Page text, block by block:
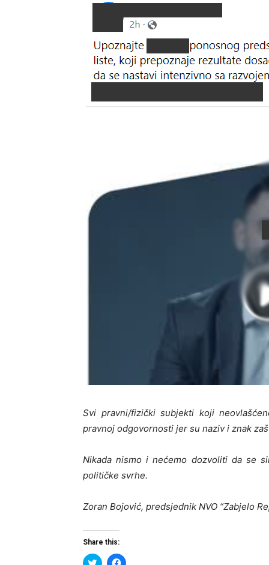
Svi pravni/fizički subjekti koji
pravnoj odgovornosti jer su naziv i znak
Nikada nismo i nećemo dozvoliti da se
političke svrhe.
Zoran Bojović, predsjednik NVO “Zabjelo
Share this:
Click Click